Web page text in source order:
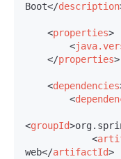
Boot</description
<properties>
<
</properties>
<dependencies
<
<groupId>
<
web</artifactId>